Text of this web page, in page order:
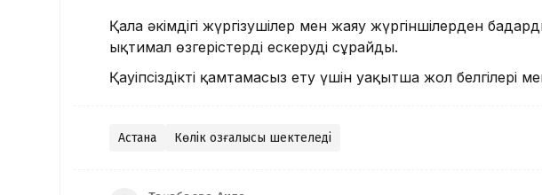
Қала әкімдігі жүргізушілер мен жаяу жүргіншілерден
ықтимал өзгерістерді ескеруді сұрайды.
Қауіпсіздікті қамтамасыз ету үшін уақытша жол белгілері
Астана Көлік қозғалысы шектеледі